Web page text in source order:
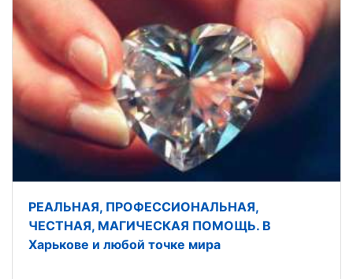
РЕАЛЬНАЯ, ПРОФЕССИОНАЛЬНАЯ,
ЧЕСТНАЯ, МАГИЧЕСКАЯ ПОМОЩЬ. В
Харькове и любой точке мира